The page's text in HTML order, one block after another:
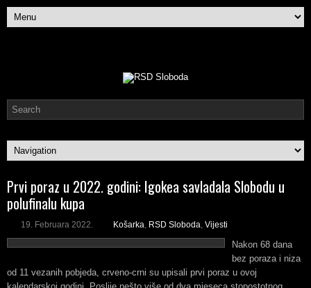
Prvi poraz u 2022. godini: Igokea savladala Slobodu u
polufinalu kupa
19. Februara 2022. Košarka, RSD Sloboda, Vijesti
Nakon 68 dana
bez poraza i niza
od 11 vezanih pobjeda, crveno-crni su upisali prvi poraz u ovoj